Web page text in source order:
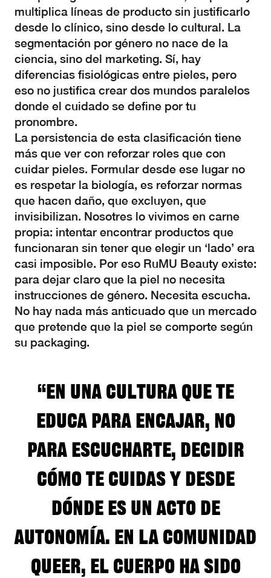
multiplica líneas de producto sin justificarlo
desde lo clínico, sino desde lo cultural. La
segmentación por género no nace de la
ciencia, sino del marketing. Sí, hay
diferencias fisiológicas entre pieles, pero
eso no justifica crear dos mundos paralelos
donde el cuidado se define por tu
pronombre.
La persistencia de esta clasificación tiene
más que ver con reforzar roles que con
cuidar pieles. Formular desde ese lugar no
es respetar la biología, es reforzar normas
que hacen daño, que excluyen, que
invisibilizan. Nosotres lo vivimos en carne
propia: intentar encontrar productos que
funcionaran sin tener que elegir un ‘lado’ era
casi imposible. Por eso RuMU Beauty existe:
para dejar claro que la piel no necesita
instrucciones de género. Necesita escucha.
No hay nada más anticuado que un mercado
que pretende que la piel se comporte según
su packaging.
“En una cultura que te
educa para encajar, no
para escucharte, decidir
cómo te cuidas y desde
dónde es un acto de
autonomía. En la comunidad
queer, el cuerpo ha sido